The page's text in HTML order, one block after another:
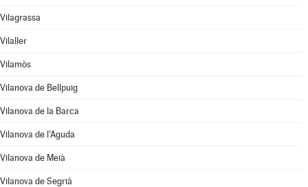
Vilagrassa
Vilaller
Vilamòs
Vilanova de Bellpuig
Vilanova de la Barca
Vilanova de l'Aguda
Vilanova de Meià
Vilanova de Segrià